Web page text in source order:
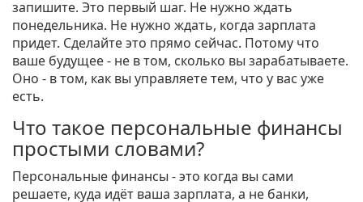
запишите. Это первый шаг. Не нужно ждать
понедельника. Не нужно ждать, когда зарплата
придет. Сделайте это прямо сейчас. Потому что
ваше будущее - не в том, сколько вы зарабатываете.
Оно - в том, как вы управляете тем, что у вас уже
есть.
Что такое персональные финансы
простыми словами?
Персональные финансы - это когда вы сами
решаете, куда идёт ваша зарплата, а не банки,